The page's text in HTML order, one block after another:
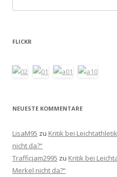
nach:
FLICKR
NEUESTE KOMMENTARE
LisaM95 zu Kritik bei
nicht da?“
Trafficjam2995 zu Kritik bei
Merkel nicht da?“